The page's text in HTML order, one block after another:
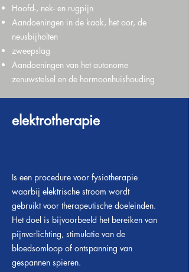
Hoofd-, nek- en rugpijn
Aandoeningen in de kaak, het oor, de
neusbijholten
zweepslag
Aandoeningen van het autonome
zenuwstelsel en de hormoonhuishouding
elektrotherapie
Is een procedure voor fysiotherapie
waarbij elektrische stroom wordt
gebruikt voor therapeutische doeleinden.
Het doel is bijvoorbeeld het bereiken van
pijnverlichting, stimulatie van de
bloedsomloop of ontspanning van
gespannen spieren.